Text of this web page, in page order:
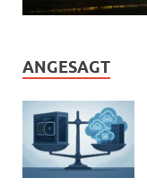
ANGESAGT